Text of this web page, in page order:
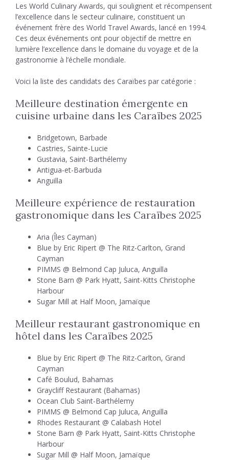
Les World Culinary Awards, qui soulignent et récompensent
l’excellence dans le secteur culinaire, constituent un
événement frère des World Travel Awards, lancé en 1994.
Ces deux événements ont pour objectif de mettre en
lumière l’excellence dans le domaine du voyage et de la
gastronomie à l’échelle mondiale.
Voici la liste des candidats des Caraïbes par catégorie :
Meilleure destination émergente en
cuisine urbaine dans les Caraïbes 2025
Bridgetown, Barbade
Castries, Sainte-Lucie
Gustavia, Saint-Barthélemy
Antigua-et-Barbuda
Anguilla
Meilleure expérience de restauration
gastronomique dans les Caraïbes 2025
Aria (Îles Cayman)
Blue by Eric Ripert @ The Ritz-Carlton, Grand
Cayman
PIMMS @ Belmond Cap Juluca, Anguilla
Stone Barn @ Park Hyatt, Saint-Kitts Christophe
Harbour
Sugar Mill at Half Moon, Jamaïque
Meilleur restaurant gastronomique en
hôtel dans les Caraïbes 2025
Blue by Eric Ripert @ The Ritz-Carlton, Grand
Cayman
Café Boulud, Bahamas
Graycliff Restaurant (Bahamas)
Ocean Club Saint-Barthélemy
PIMMS @ Belmond Cap Juluca, Anguilla
Rhodes Restaurant @ Calabash Hotel
Stone Barn @ Park Hyatt, Saint-Kitts Christophe
Harbour
Sugar Mill @ Half Moon, Jamaïque